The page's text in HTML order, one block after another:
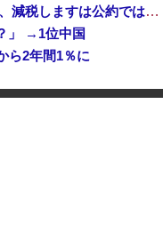
【動画】 石破「公約を果たすというが、減税しますは公約ではない。検討を加速するというのが公約だ」
」 →1位中国
ら2年間1％に
K-POPアイドルの約半数が3年後には姿を消す…損益分岐点突破は4％未満